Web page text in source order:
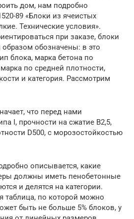
дом, нам подробно
89 «Блоки из ячеистых
Технические условия».
при заказе, блоки
обозначены: в это
блока, марка бетона по
по средней плотности,
и категория. Рассмотрим
что перед нами
I, прочности на сжатие B2,5,
D500, с морозостойкостью
описывается, какие
должны иметь пенобетонные
и делятся на категории.
таблица, по которой можно
быть не больше 5% блоков, у